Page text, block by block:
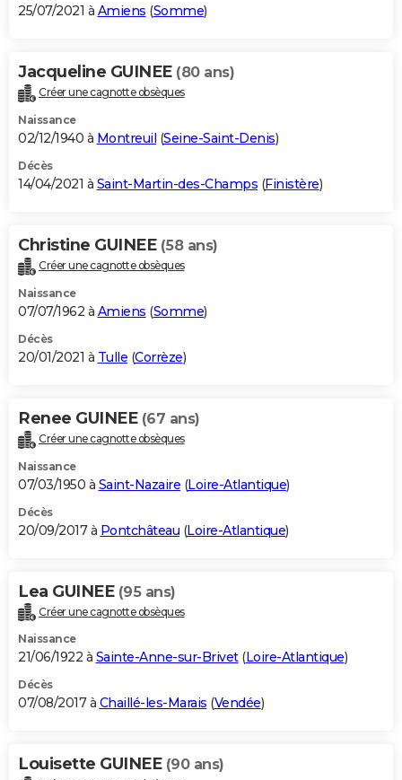
25/07/2021 à Amiens (Somme)
Jacqueline GUINEE (80 ans)
Créer une cagnotte obsèques
Naissance
02/12/1940 à Montreuil (Seine-Saint-Denis)
Décès
14/04/2021 à Saint-Martin-des-Champs (Finistère)
Christine GUINEE (58 ans)
Créer une cagnotte obsèques
Naissance
07/07/1962 à Amiens (Somme)
Décès
20/01/2021 à Tulle (Corrèze)
Renee GUINEE (67 ans)
Créer une cagnotte obsèques
Naissance
07/03/1950 à Saint-Nazaire (Loire-Atlantique)
Décès
20/09/2017 à Pontchâteau (Loire-Atlantique)
Lea GUINEE (95 ans)
Créer une cagnotte obsèques
Naissance
21/06/1922 à Sainte-Anne-sur-Brivet(Loire-Atlantique)
Décès
07/08/2017 à Chaillé-les-Marais (Vendée)
Louisette GUINEE (90 ans)